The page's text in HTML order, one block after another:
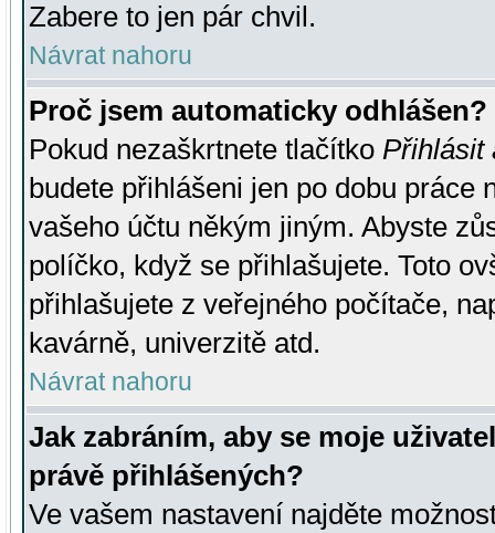
Zabere to jen pár chvil.
Návrat nahoru
Proč jsem automaticky odhlášen?
Pokud nezaškrtnete tlačítko Přihlásit
budete přihlášeni jen po dobu práce
vašeho účtu někým jiným. Abyste
políčko, když se přihlašujete. Toto
přihlašujete z veřejného počítače,
kavárně, univerzitě atd.
Návrat nahoru
Jak zabráním, aby se moje
právě přihlášených?
Ve vašem nastavení najděte